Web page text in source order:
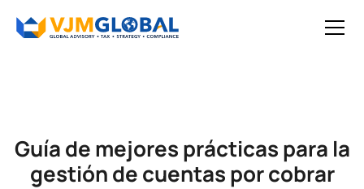
Guía de mejores prácticas para la
gestión de cuentas por cobrar